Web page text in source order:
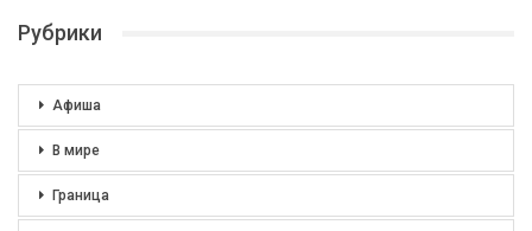
Рубрики
Афиша
В мире
Граница